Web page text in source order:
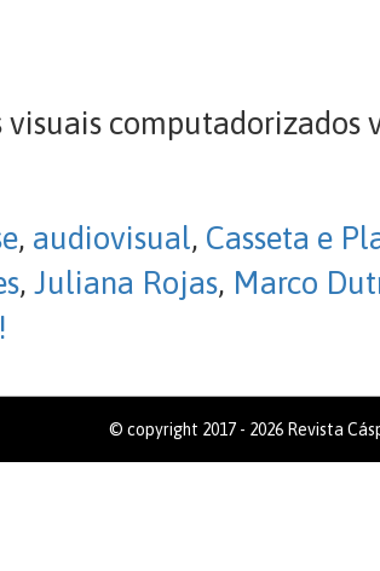
computadorizados
, audiovisual, Casseta e
, Juliana Rojas, Marco
© copyright 2017 - 2026 Revista